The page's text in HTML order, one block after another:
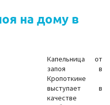
на дому в
Капельница от
запоя в
Кропоткине
выступает в
качестве